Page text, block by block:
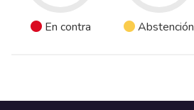
En contra Abstención